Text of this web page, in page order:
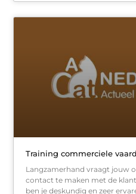
Training commerciele
Langzamerhand vraagt jouw
contact te maken met de
ben je deskundig en zeer